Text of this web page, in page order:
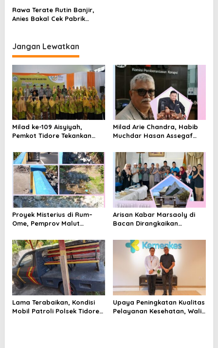
Rawa Terate Rutin Banjir,
Anies Bakal Cek Pabrik
Jangan Lewatkan
Milad ke-109 Aisyiyah,
Pemkot Tidore Tekankan
Kemanusiaan
Milad Arie Chandra, Habib
Muchdar Hasan Assegaf
Solid
Proyek Misterius di Rum–
Ome, Pemprov Malut
Lalu Punya Siapa?
Arisan Kabar Marsaoly di
Bacan Dirangkaikan
Kesultanan Bacan
Lama Terabaikan, Kondisi
Mobil Patroli Polsek Tidore
Upaya Peningkatan Kualitas
Pelayanan Kesehatan, Wali